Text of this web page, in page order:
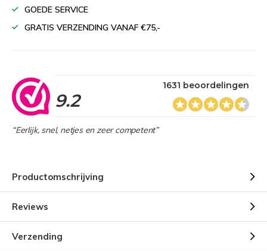
GOEDE SERVICE
GRATIS VERZENDING VANAF €75,-
9.2
1631 beoordelingen
“Eerlijk, snel, netjes en zeer competent”
Productomschrijving
Reviews
Verzending